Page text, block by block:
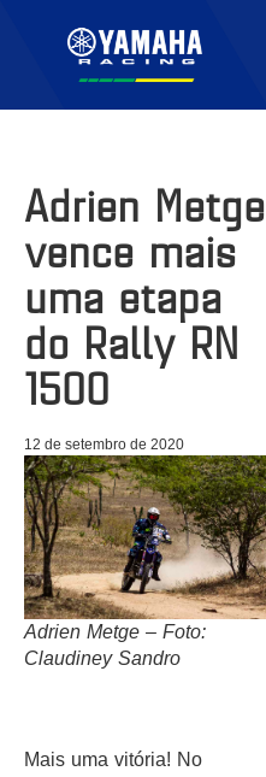
Adrien Metge
vence mais
uma etapa
do Rally RN
1500
12 de setembro de 2020
Adrien Metge – Foto:
Claudiney Sandro
Mais uma vitória! No